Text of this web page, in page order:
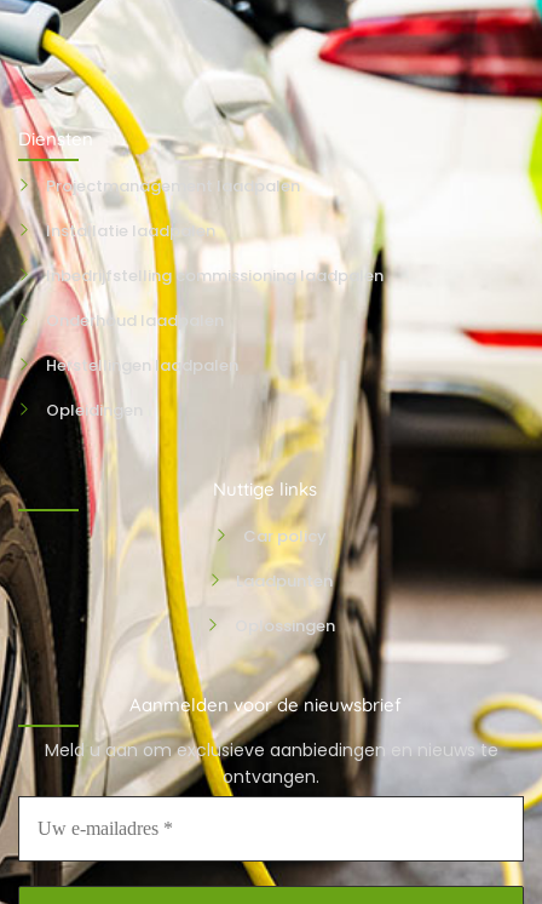
Diensten
Projectmanagement laadpalen
Installatie laadpalen
Inbedrijfstelling commissioning laadpalen
Onderhoud laadpalen
Herstellingen laadpalen
Opleidingen
Nuttige links
Car policy
Laadpunten
Oplossingen
Aanmelden voor de nieuwsbrief
Meld u aan om exclusieve aanbiedingen en nieuws te
ontvangen.